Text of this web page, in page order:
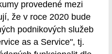
provedené mezi
že v roce 2020 bude
podnikových služeb
as a Service", tj.